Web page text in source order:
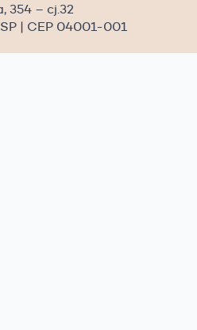
354 – cj.32
| CEP 04001-001